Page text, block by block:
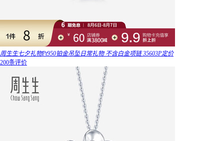
周生生七夕礼物Pt950铂金吊坠日常礼物 不含白金项链 35603P定价
200条评价